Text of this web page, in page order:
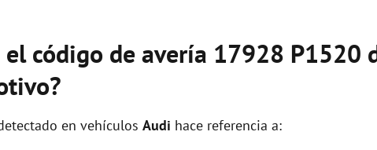
código de avería 17928 P1520
en vehículos Audi hace referencia a: